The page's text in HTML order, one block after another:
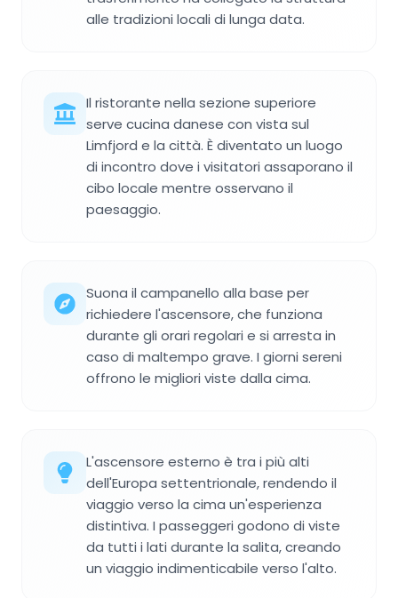
alle tradizioni locali di lunga data.
Il ristorante nella sezione superiore
serve cucina danese con vista sul
Limfjord e la città. È diventato un luogo
di incontro dove i visitatori assaporano il
cibo locale mentre osservano il
paesaggio.
Suona il campanello alla base per
richiedere l'ascensore, che funziona
durante gli orari regolari e si arresta in
caso di maltempo grave. I giorni sereni
offrono le migliori viste dalla cima.
L'ascensore esterno è tra i più alti
dell'Europa settentrionale, rendendo il
viaggio verso la cima un'esperienza
distintiva. I passeggeri godono di viste
da tutti i lati durante la salita, creando
un viaggio indimenticabile verso l'alto.